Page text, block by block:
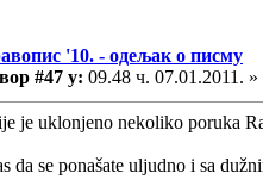
'10. - одељак о писму
#47 у: 09.48 ч. 07.01.2011. »
je uklonjeno nekoliko poruka
da se ponašate uljudno i sa